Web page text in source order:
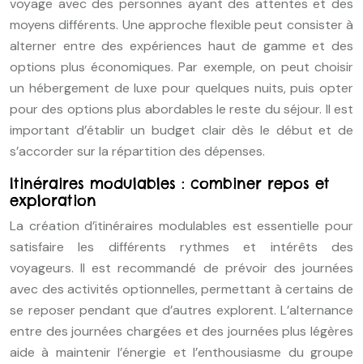
voyage avec des personnes ayant des attentes et des
moyens différents. Une approche flexible peut consister à
alterner entre des expériences haut de gamme et des
options plus économiques. Par exemple, on peut choisir
un hébergement de luxe pour quelques nuits, puis opter
pour des options plus abordables le reste du séjour. Il est
important d’établir un budget clair dès le début et de
s’accorder sur la répartition des dépenses.
Itinéraires modulables : combiner repos et
exploration
La création d’itinéraires modulables est essentielle pour
satisfaire les différents rythmes et intérêts des
voyageurs. Il est recommandé de prévoir des journées
avec des activités optionnelles, permettant à certains de
se reposer pendant que d’autres explorent. L’alternance
entre des journées chargées et des journées plus légères
aide à maintenir l’énergie et l’enthousiasme du groupe